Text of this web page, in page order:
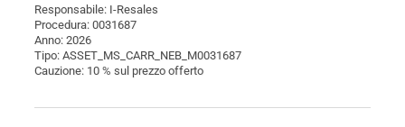
Responsabile: I-Resales
Procedura: 0031687
Anno: 2026
Tipo: ASSET_MS_CARR_NEB_M0031687
Cauzione: 10 % sul prezzo offerto